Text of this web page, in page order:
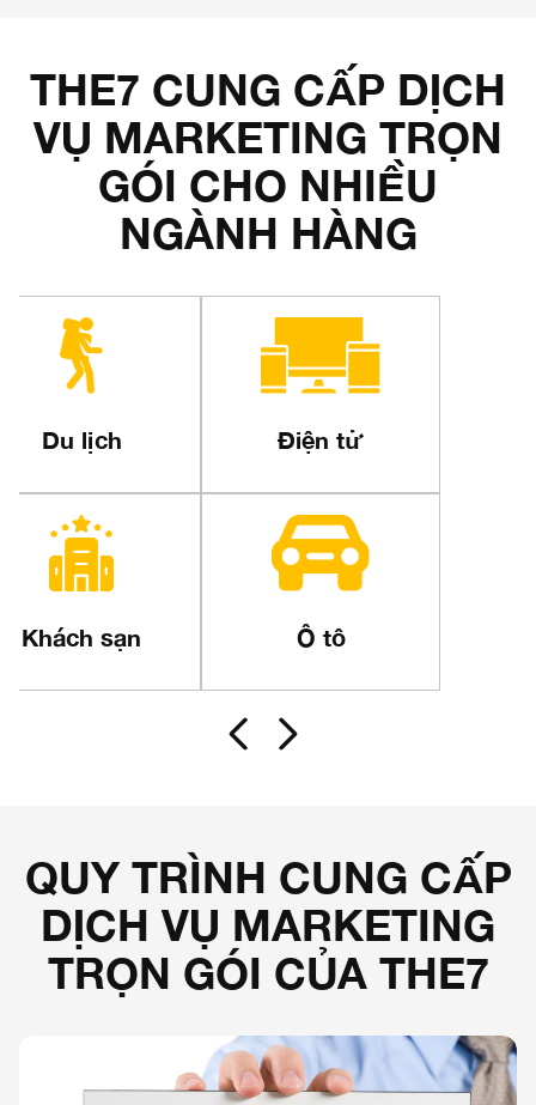
THE7 CUNG CẤP DỊCH
VỤ MARKETING TRỌN
GÓI CHO NHIỀU
NGÀNH HÀNG
Bất động sản
Nhận báo giá về lĩnh
Công nghệ
Nhận báo giá về lĩnh
Bán hàng
Nhận báo giá về lĩnh
Thời trang
Nhận báo giá về lĩnh
QUY TRÌNH CUNG CẤP
DỊCH VỤ MARKETING
TRỌN GÓI CỦA THE7